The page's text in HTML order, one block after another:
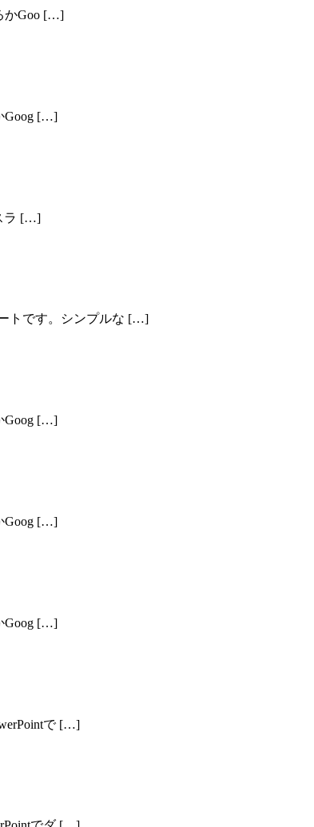
かGoo […]
Goog […]
ラ […]
トです。シンプルな […]
Goog […]
Goog […]
Goog […]
で […]